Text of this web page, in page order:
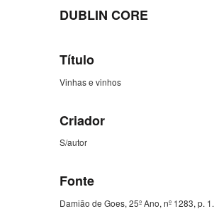
DUBLIN CORE
Título
Vinhas e vinhos
Criador
S/autor
Fonte
Damião de Goes, 25º Ano, nº 1283, p. 1.